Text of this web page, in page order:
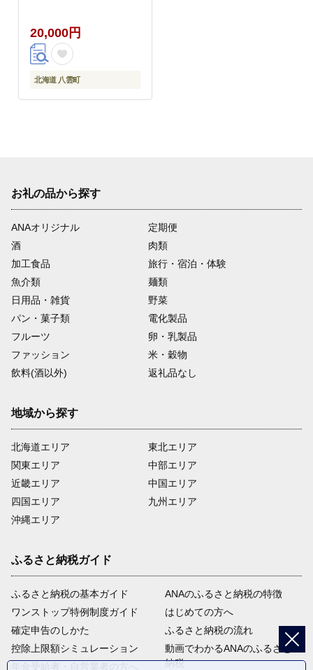
20,000円
北海道 八雲町
お礼の品から探す
ANAオリジナル
定期便
酒
肉類
加工食品
旅行・宿泊・体験
魚介類
麺類
日用品・雑貨
野菜
パン・菓子類
電化製品
フルーツ
卵・乳製品
ファッション
米・穀物
飲料(酒以外)
返礼品なし
地域から探す
北海道エリア
関東エリア
近畿エリア
四国エリア
沖縄エリア
東北エリア
中部エリア
中国エリア
九州エリア
ふるさと納税ガイド
ふるさと納税の基本ガイド
ワンストップ特例制度ガイド
確定申告のしかた
控除上限額シミュレーション
ANAのふるさと納税の特徴
はじめての方へ
ふるさと納税の流れ
動画でわかるANAのふるさと
納税